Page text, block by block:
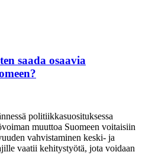
saada osaavia
politiikkasuosituksessa
muuttoa Suomeen voitaisiin
vahvistaminen keski- ja
vaatii kehitystyötä, jota voidaan